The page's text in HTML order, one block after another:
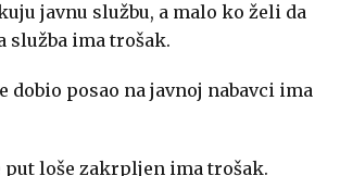
javnu službu, a malo ko želi da
služba ima trošak.
dobio posao na javnoj nabavci ima
put loše zakrpljen ima trošak.